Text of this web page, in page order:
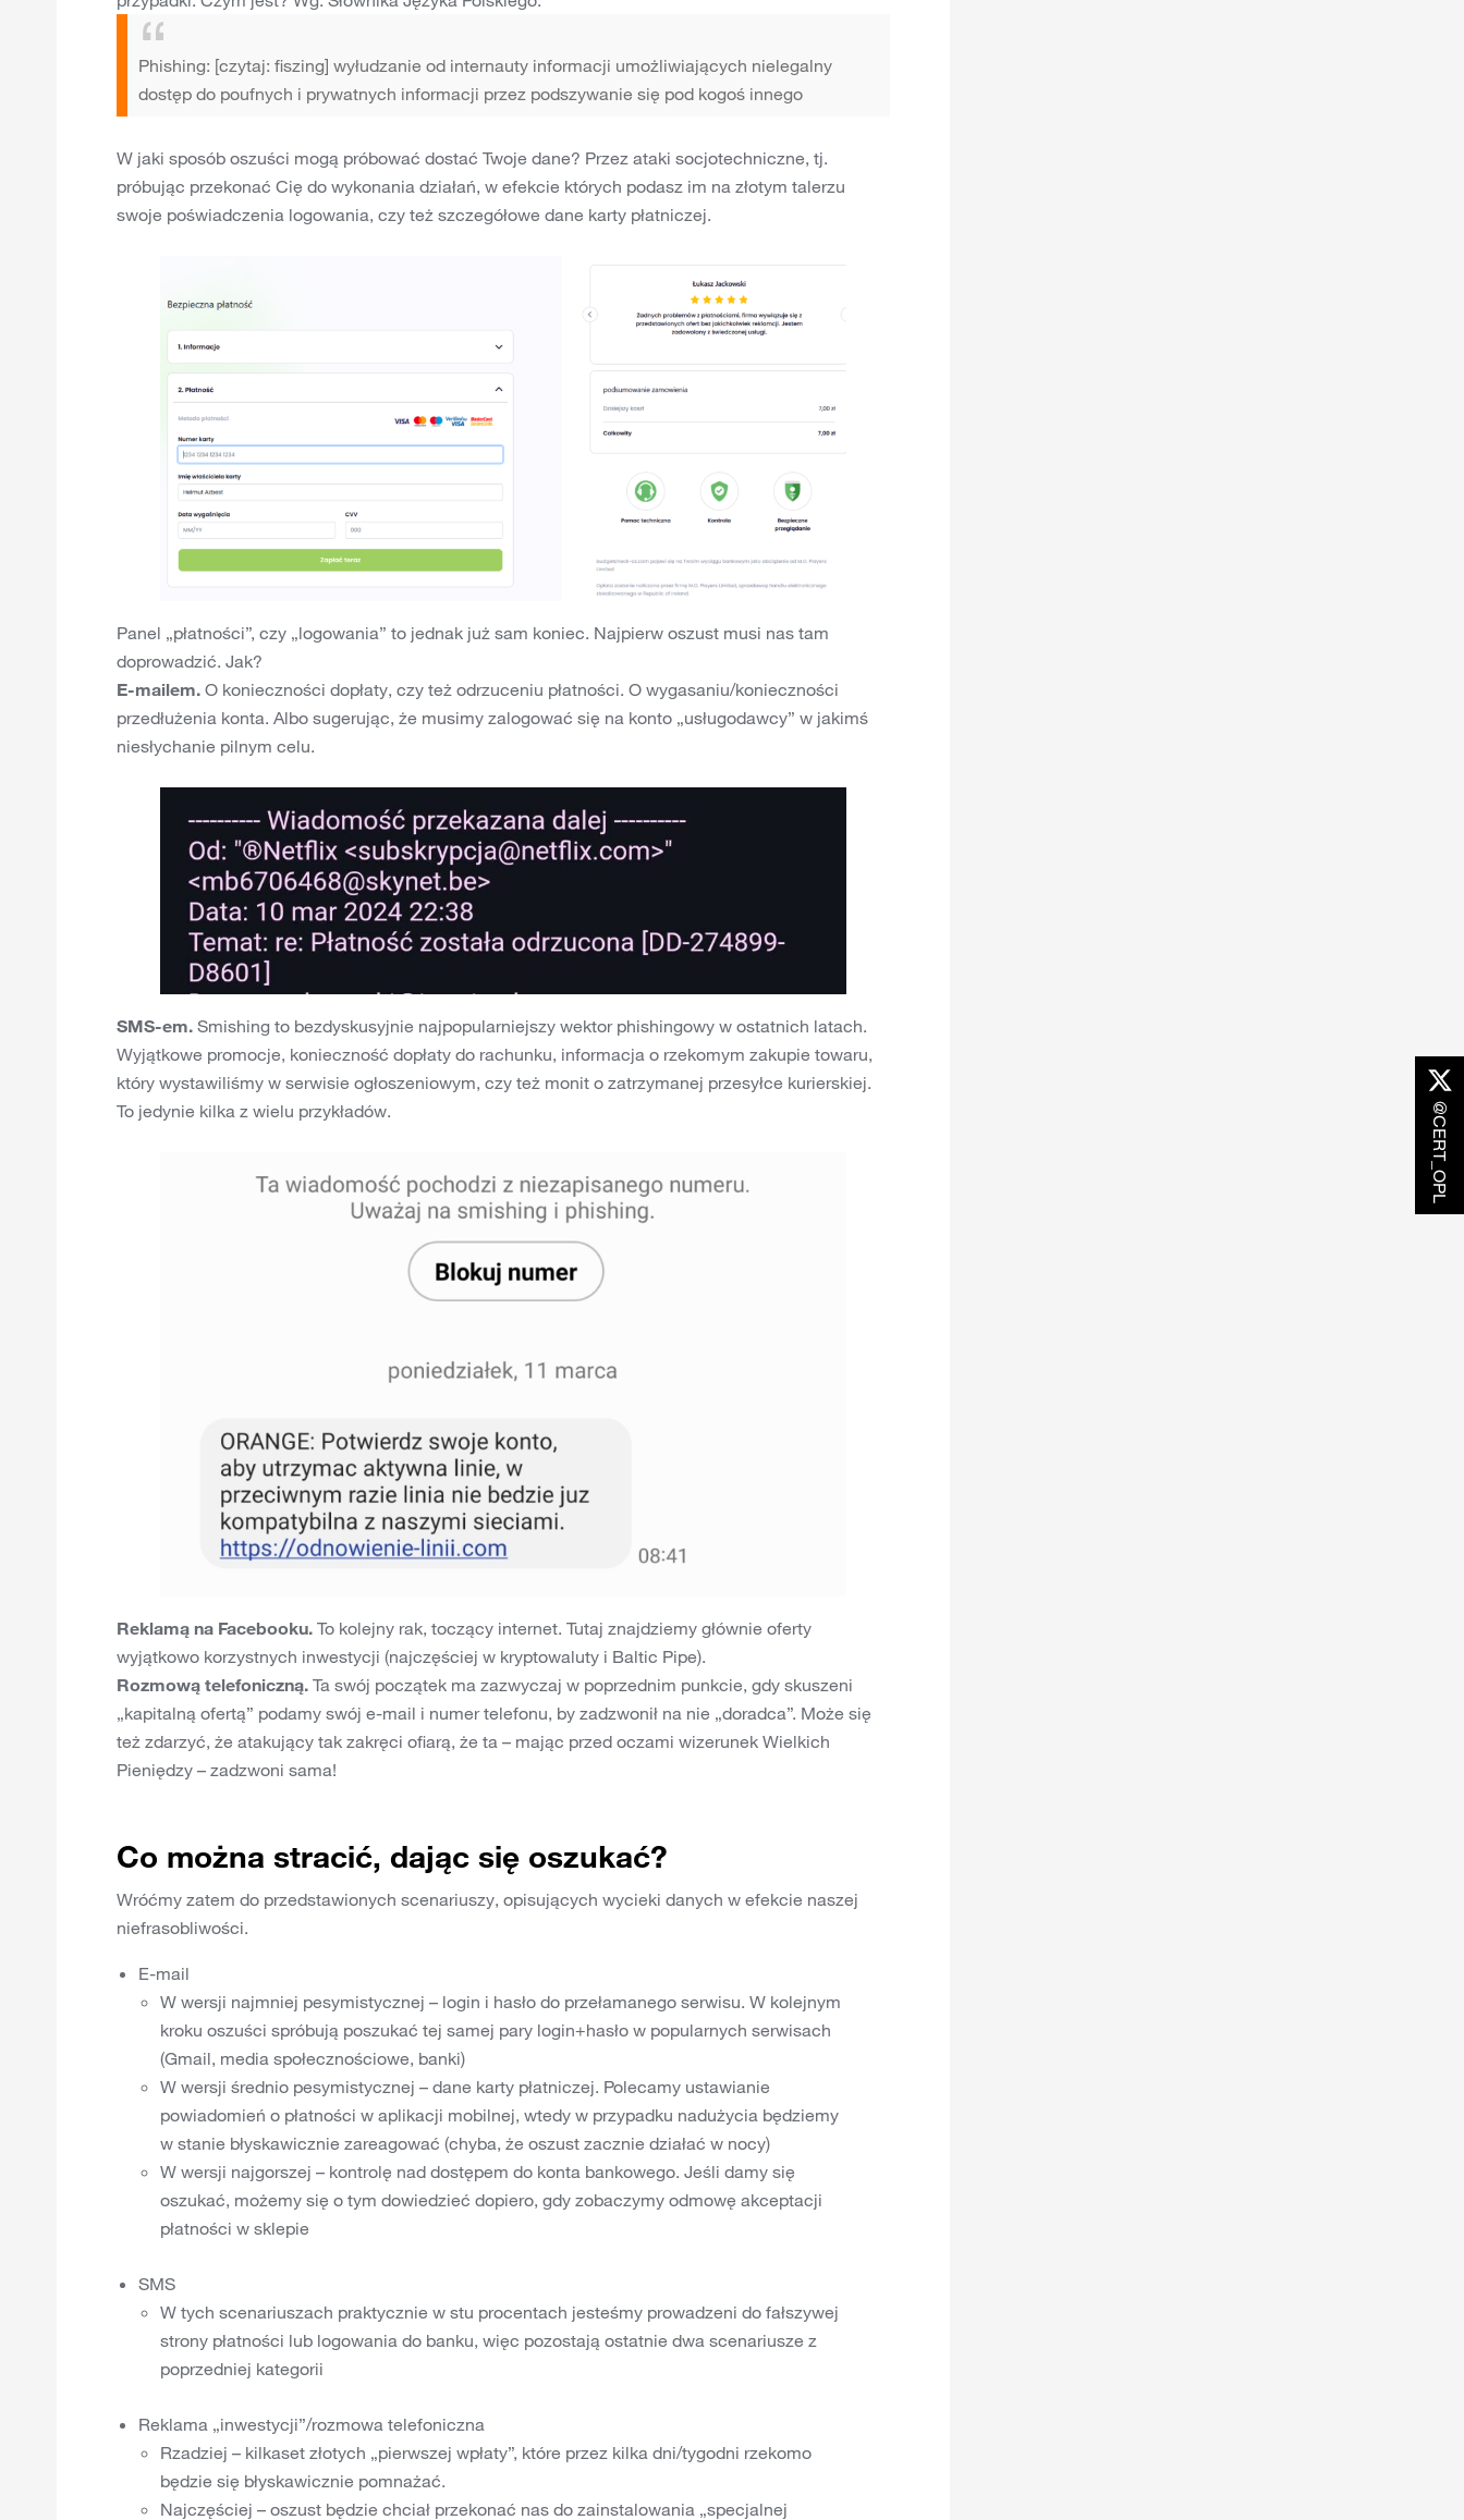
@CERT_OPL
Phishing: [czytaj: fiszing] wyłudzanie od internauty informacji umożliwiających nielegalny
dostęp do poufnych i prywatnych informacji przez podszywanie się pod kogoś innego
W jaki sposób oszuści mogą próbować dostać Twoje dane? Przez ataki socjotechniczne, tj.
próbując przekonać Cię do wykonania działań, w efekcie których podasz im na złotym talerzu
swoje poświadczenia logowania, czy też szczegółowe dane karty płatniczej.
Panel „płatności”, czy „logowania” to jednak już sam koniec. Najpierw oszust musi nas tam
doprowadzić. Jak?
E-mailem. O konieczności dopłaty, czy też odrzuceniu płatności. O wygasaniu/konieczności
przedłużenia konta. Albo sugerując, że musimy zalogować się na konto „usługodawcy” w jakimś
niesłychanie pilnym celu.
SMS-em. Smishing to bezdyskusyjnie najpopularniejszy wektor phishingowy w ostatnich latach.
Wyjątkowe promocje, konieczność dopłaty do rachunku, informacja o rzekomym zakupie towaru,
który wystawiliśmy w serwisie ogłoszeniowym, czy też monit o zatrzymanej przesyłce kurierskiej.
To jedynie kilka z wielu przykładów.
Reklamą na Facebooku. To kolejny rak, toczący internet. Tutaj znajdziemy głównie oferty
wyjątkowo korzystnych inwestycji (najczęściej w kryptowaluty i Baltic Pipe).
Rozmową telefoniczną. Ta swój początek ma zazwyczaj w poprzednim punkcie, gdy skuszeni
„kapitalną ofertą” podamy swój e-mail i numer telefonu, by zadzwonił na nie „doradca”. Może się
też zdarzyć, że atakujący tak zakręci ofiarą, że ta – mając przed oczami wizerunek Wielkich
Pieniędzy – zadzwoni sama!
Co można stracić, dając się oszukać?
Wróćmy zatem do przedstawionych scenariuszy, opisujących wycieki danych w efekcie naszej
niefrasobliwości.
E-mail
W wersji najmniej pesymistycznej – login i hasło do przełamanego serwisu. W kolejnym
kroku oszuści spróbują poszukać tej samej pary login+hasło w popularnych serwisach
(Gmail, media społecznościowe, banki)
W wersji średnio pesymistycznej – dane karty płatniczej. Polecamy ustawianie
powiadomień o płatności w aplikacji mobilnej, wtedy w przypadku nadużycia będziemy
w stanie błyskawicznie zareagować (chyba, że oszust zacznie działać w nocy)
W wersji najgorszej – kontrolę nad dostępem do konta bankowego. Jeśli damy się
oszukać, możemy się o tym dowiedzieć dopiero, gdy zobaczymy odmowę akceptacji
płatności w sklepie
SMS
W tych scenariuszach praktycznie w stu procentach jesteśmy prowadzeni do fałszywej
strony płatności lub logowania do banku, więc pozostają ostatnie dwa scenariusze z
poprzedniej kategorii
Reklama „inwestycji”/rozmowa telefoniczna
Rzadziej – kilkaset złotych „pierwszej wpłaty”, które przez kilka dni/tygodni rzekomo
będzie się błyskawicznie pomnażać.
Najczęściej – oszust będzie chciał przekonać nas do zainstalowania „specjalnej